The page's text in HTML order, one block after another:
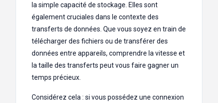
la simple capacité de stockage. Elles sont
également cruciales dans le contexte des
transferts de données. Que vous soyez en train de
télécharger des fichiers ou de transférer des
données entre appareils, comprendre la vitesse et
la taille des transferts peut vous faire gagner un
temps précieux.
Considérez cela : si vous possédez une connexion